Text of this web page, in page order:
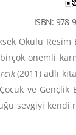
ISBN: 978-
Okulu
önemli
(2011) adlı
ve Gençlik
sevgiyi